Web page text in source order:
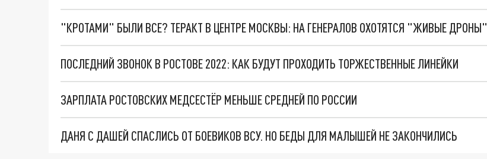
"КРОТАМИ" БЫЛИ ВСЕ? ТЕРАКТ В ЦЕНТРЕ МОСКВЫ: НА ГЕНЕРАЛОВ ОХОТЯТСЯ "ЖИВЫЕ ДРОНЫ"
ПОСЛЕДНИЙ ЗВОНОК В РОСТОВЕ 2022: КАК БУДУТ ПРОХОДИТЬ ТОРЖЕСТВЕННЫЕ ЛИНЕЙКИ
ЗАРПЛАТА РОСТОВСКИХ МЕДСЕСТЁР МЕНЬШЕ СРЕДНЕЙ ПО РОССИИ
ДАНЯ С ДАШЕЙ СПАСЛИСЬ ОТ БОЕВИКОВ ВСУ. НО БЕДЫ ДЛЯ МАЛЫШЕЙ НЕ ЗАКОНЧИЛИСЬ